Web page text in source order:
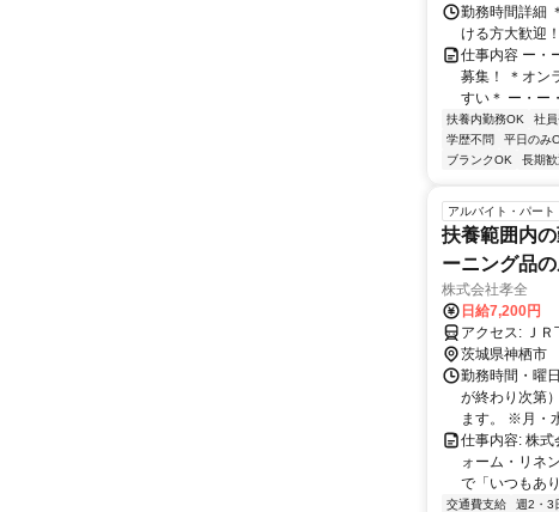
勤務時間詳細
ける方大歓迎
仕事内容 ー・
募集！ ＊オン
すい＊ ー・ー
扶養内勤務OK 社
学歴不問
平日のみ
ブランクOK
長期歓
アルバイト・パート
扶養範囲内
ーニング品
株式会社孝全
日給7,200円
アク
茨城県神栖市
勤務時間・曜
が終わり次第
ます。 ※月・
仕事内容: 株
ォーム・リネ
で「いつもあ
交通費支給 週2・3